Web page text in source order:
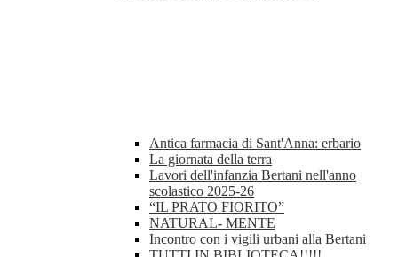
Antica farmacia di Sant'Anna: erbario
La giornata della terra
Lavori dell'infanzia Bertani nell'anno
scolastico 2025-26
“IL PRATO FIORITO”
NATURAL- MENTE
Incontro con i vigili urbani alla Bertani